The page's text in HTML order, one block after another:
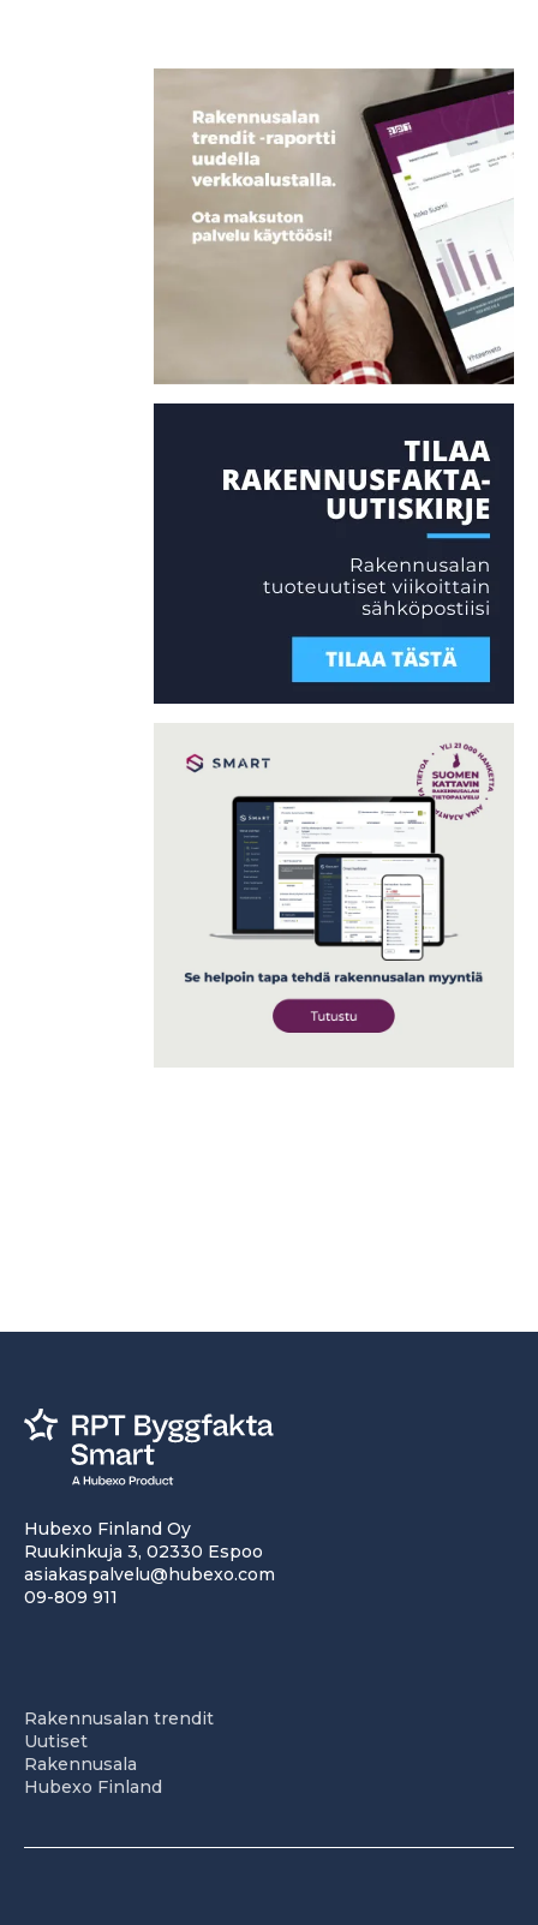
Hubexo Finland Oy
Ruukinkuja 3, 02330 Espoo
asiakaspalvelu@hubexo.com
09-809 911
Rakennusalan trendit
Uutiset
Rakennusala
Hubexo Finland